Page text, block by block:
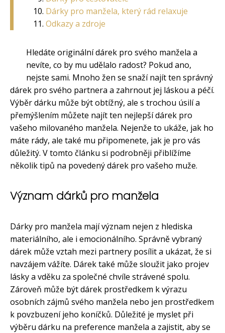
Dárky pro manžela, který rád relaxuje
Odkazy a zdroje
Hledáte originální dárek pro svého manžela a
nevíte, co by mu udělalo radost? Pokud ano,
nejste sami. Mnoho žen se snaží najít ten správný
dárek pro svého partnera a zahrnout jej láskou a péčí.
Výběr dárku může být obtížný, ale s trochou úsilí a
přemýšlením můžete najít ten nejlepší dárek pro
vašeho milovaného manžela. Nejenže to ukáže, jak ho
máte rády, ale také mu připomenete, jak je pro vás
důležitý. V tomto článku si podrobněji přiblížíme
několik tipů na povedený dárek pro vašeho muže.
Význam dárků pro manžela
Dárky pro manžela mají význam nejen z hlediska
materiálního, ale i emocionálního. Správně vybraný
dárek může vztah mezi partnery posílit a ukázat, že si
navzájem vážíte. Dárek také může sloužit jako projev
lásky a vděku za společné chvíle strávené spolu.
Zároveň může být dárek prostředkem k výrazu
osobních zájmů svého manžela nebo jen prostředkem
k povzbuzení jeho koníčků. Důležité je myslet při
výběru dárku na preference manžela a zajistit, aby se